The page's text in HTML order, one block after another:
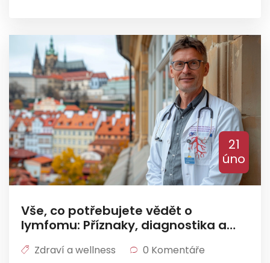
rakovině zad.
21
úno
Vše, co potřebujete vědět o
lymfomu: Příznaky, diagnostika a
Zdraví a wellness
0 Komentáře